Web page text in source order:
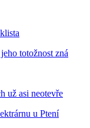
totožnost zná
už asi neotevře
u Ptení